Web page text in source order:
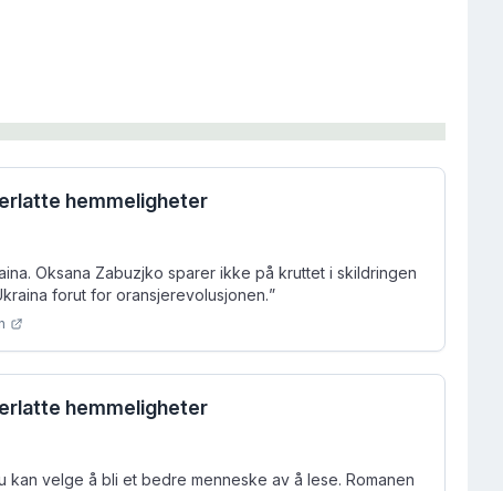
hemmeligheter
Oksana Zabuzjko sparer ikke på kruttet i skildringen
forut for oransjerevolusjonen.”
hemmeligheter
kan velge å bli et bedre menneske av å lese. Romanen